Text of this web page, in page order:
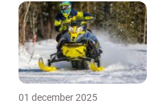
01 december 2025